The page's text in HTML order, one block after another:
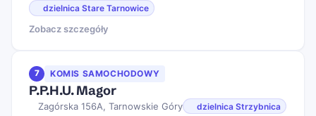
dzielnica Stare Tarnowice
Zobacz szczegóły
7 KOMIS SAMOCHODOWY
P.P.H.U. Magor
Zagórska 156A, Tarnowskie Góry dzielnica Strzybnica